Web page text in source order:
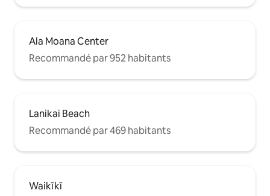
Ala Moana Center
Recommandé par 952 habitants
Lanikai Beach
Recommandé par 469 habitants
Waikīkī